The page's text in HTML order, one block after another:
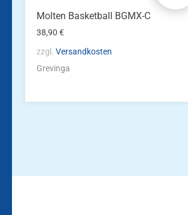
Molten Basketball BGMX-C
38,90€
zzgl.Versandkosten
Grevinga